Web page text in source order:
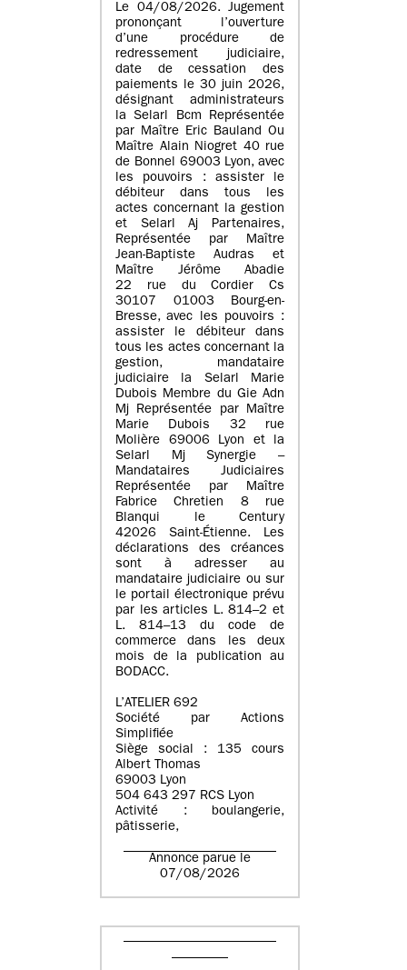
Le 04/08/2026. Jugement
prononçant l’ouverture
d’une procédure de
redressement judiciaire,
date de cessation des
paiements le 30 juin 2026,
désignant administrateurs
la Selarl Bcm Représentée
par Maître Eric Bauland Ou
Maître Alain Niogret 40 rue
de Bonnel 69003 Lyon, avec
les pouvoirs : assister le
débiteur dans tous les
actes concernant la gestion
et Selarl Aj Partenaires,
Représentée par Maître
Jean-Baptiste Audras et
Maître Jérôme Abadie
22 rue du Cordier Cs
30107 01003 Bourg-en-
Bresse, avec les pouvoirs :
assister le débiteur dans
tous les actes concernant la
gestion, mandataire
judiciaire la Selarl Marie
Dubois Membre du Gie Adn
Mj Représentée par Maître
Marie Dubois 32 rue
Molière 69006 Lyon et la
Selarl Mj Synergie –
Mandataires Judiciaires
Représentée par Maître
Fabrice Chretien 8 rue
Blanqui le Century
42026 Saint-Étienne. Les
déclarations des créances
sont à adresser au
mandataire judiciaire ou sur
le portail électronique prévu
par les articles L. 814–2 et
L. 814–13 du code de
commerce dans les deux
mois de la publication au
BODACC.
L’ATELIER 692
Société par Actions
Simplifiée
Siège social : 135 cours
Albert Thomas
69003 Lyon
504 643 297 RCS Lyon
Activité : boulangerie,
pâtisserie,
Annonce parue le
07/08/2026